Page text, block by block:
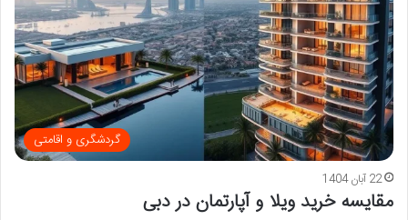
گردشگری و اقامتی
22 آبان 1404
مقایسه خرید ویلا و آپارتمان در دبی